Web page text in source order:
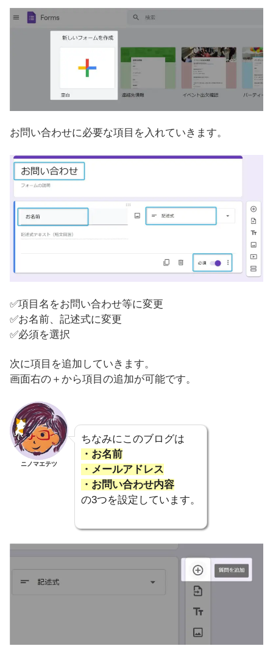
お問い合わせに必要な項目を入れていきます。
✅項目名をお問い合わせ等に変更
✅お名前、記述式に変更
✅必須を選択
次に項目を追加していきます。
画面右の＋から項目の追加が可能です。
ニノマエテツ
ちなみにこのブログは
・お名前
・メールアドレス
・お問い合わせ内容
の3つを設定しています。